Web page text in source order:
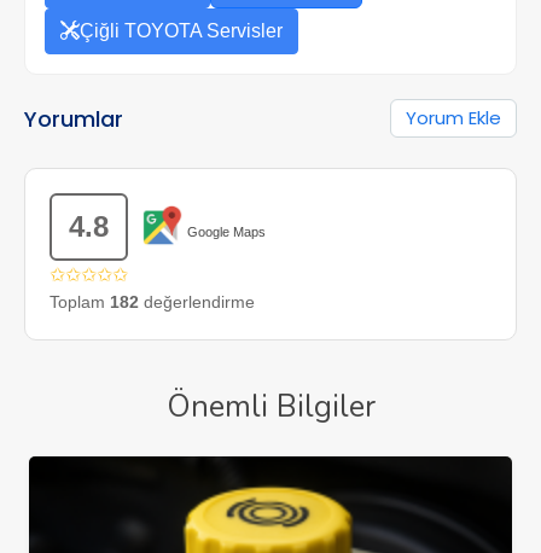
Çiğli TOYOTA Servisler
Yorumlar Yorum Ekle
4.8 Google Maps
✩✩✩✩✩
Toplam 182 değerlendirme
Önemli Bilgiler